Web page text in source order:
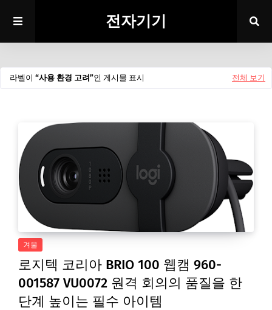
전자기기
라벨이 사용 환경 고려 인 게시물 표시 전체 보기
겨울
로지텍 코리아 BRIO 100 웹캠 960-
001587 VU0072 원격 회의의 품질을 한
단계 높이는 필수 아이템